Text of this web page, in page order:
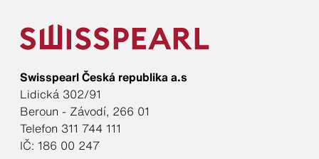
Swisspearl Česká republika a.s
Lidická 302/91
Beroun - Závodí, 266 01
Telefon 311 744 111
IČ: 186 00 247